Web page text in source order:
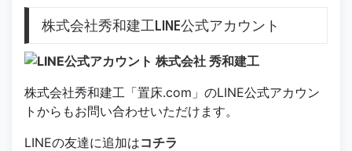
株式会社秀和建工LINE公式アカウント
株式会社秀和建工「置床.com」のLINE公式アカウン
トからもお問い合わせいただけます。
LINEの友達に追加はコチラ